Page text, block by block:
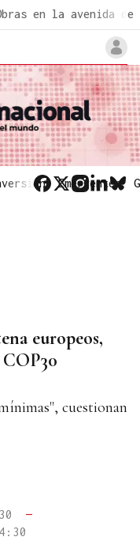
en la avenida de
Emergentes
europeos,
cuestionan
—